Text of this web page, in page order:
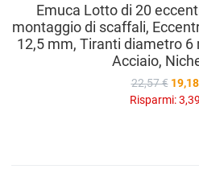
Emuca Lotto di 20
montaggio di scaffali,
12,5 mm, Tiranti diametro 6
Acciaio,
22,57 €
Risparmi: